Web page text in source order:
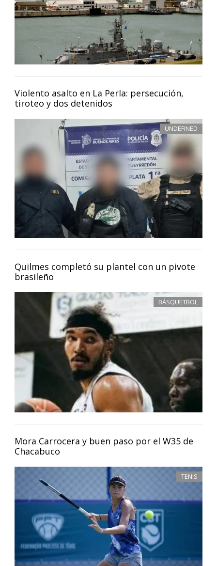
Violento asalto en La Perla: persecución,
tiroteo y dos detenidos
UNDEFINED
Quilmes completó su plantel con un pivote
brasileño
BÁSQUETBOL
Mora Carrocera y buen paso por el W35 de
Chacabuco
TENIS